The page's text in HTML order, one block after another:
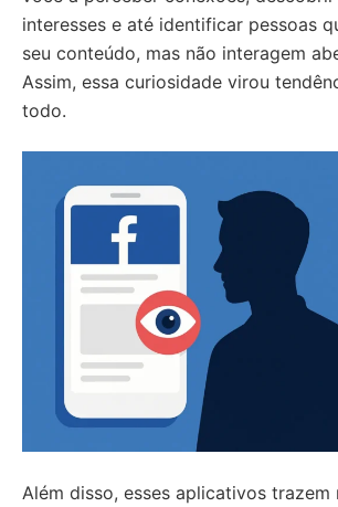
interesses e até identificar pessoas
seu conteúdo, mas não interagem
Assim, essa curiosidade virou
todo.
Além disso, esses aplicativos trazem